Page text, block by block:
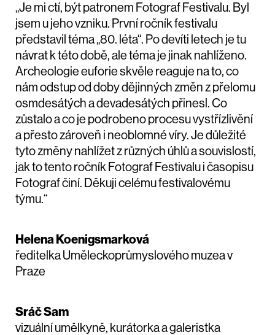
„Je mi ctí, být patronem Fotograf Festivalu. Byl
jsem u jeho vzniku. První ročník festivalu
představil téma „80. léta“. Po devíti letech je tu
návrat k této době, ale téma je jinak nahlíženo.
Archeologie euforie skvěle reaguje na to, co
nám odstup od doby dějinných změn z přelomu
osmdesátých a devadesátých přinesl. Co
zůstalo a co je podrobeno procesu vystřízlivění
a přesto zároveň i neoblomné víry. Je důležité
tyto změny nahlížet z různých úhlů a souvislostí,
jak to tento ročník Fotograf Festivalu i časopisu
Fotograf činí. Děkuji celému festivalovému
týmu.“
Helena Koenigsmarková
ředitelka Uměleckoprůmyslového muzea v
Praze
Sráč Sam
vizuální umělkyně, kurátorka a galeristka